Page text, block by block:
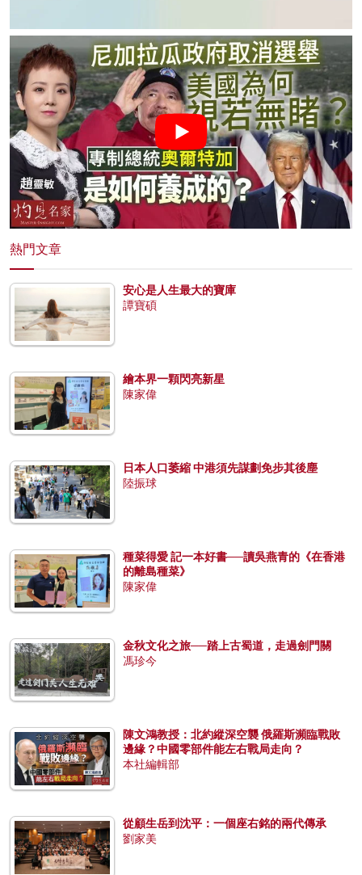
熱門文章
安心是人生最大的寶庫
譚寶碩
繪本界一顆閃亮新星
陳家偉
日本人口萎縮 中港須先謀劃免步其後塵
陸振球
種菜得愛 記一本好書──讀吳燕青的《在香港
的離島種菜》
陳家偉
金秋文化之旅──踏上古蜀道，走過劍門關
馮珍今
陳文鴻教授：北約縱深空襲 俄羅斯瀕臨戰敗
邊緣？中國零部件能左右戰局走向？
本社編輯部
從顧生岳到沈平：一個座右銘的兩代傳承
劉家美